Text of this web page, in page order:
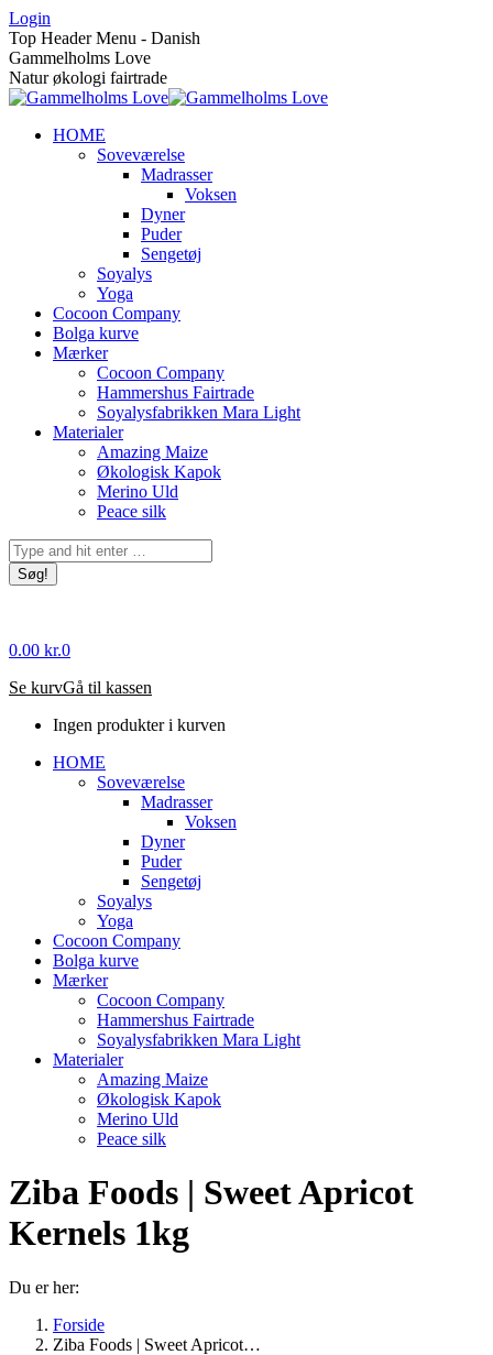
Skip
to
content
Login
Top Header Menu - Danish
Gammelholms Love
Natur økologi fairtrade
HOME
Soveværelse
Madrasser
Voksen
Dyner
Puder
Sengetøj
Soyalys
Yoga
Cocoon Company
Bolga kurve
Mærker
Cocoon Company
Hammershus Fairtrade
Soyalysfabrikken Mara Light
Materialer
Amazing Maize
Økologisk Kapok
Merino Uld
Peace silk
Søg:
0.00 kr.0
Se kurvGå til kassen
Ingen produkter i kurven
HOME
Soveværelse
Madrasser
Voksen
Dyner
Puder
Sengetøj
Soyalys
Yoga
Cocoon Company
Bolga kurve
Mærker
Cocoon Company
Hammershus Fairtrade
Soyalysfabrikken Mara Light
Materialer
Amazing Maize
Økologisk Kapok
Merino Uld
Peace silk
Ziba Foods | Sweet Apricot
Kernels 1kg
Du er her:
Forside
Ziba Foods | Sweet Apricot…